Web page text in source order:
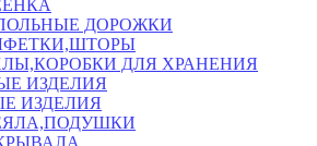
ДОРОЖКИ
ДЛЯ ХРАНЕНИЯ
ИЗДЕЛИЯ
ИЗДЕЛИЯ